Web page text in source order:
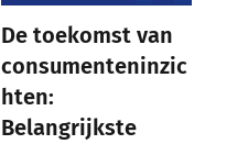
De toekomst van
consumenteninzic
hten:
Belangrijkste